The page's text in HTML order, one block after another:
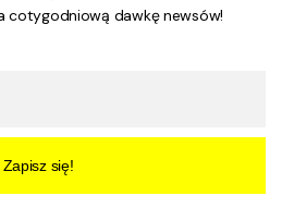
cotygodniową dawkę newsów!
Zapisz się!